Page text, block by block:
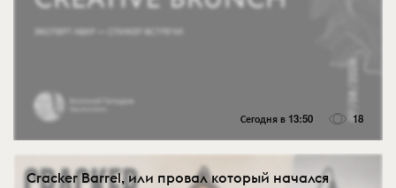
Сегодня в 13:50 18
Cracker Barrel, или провал который начался